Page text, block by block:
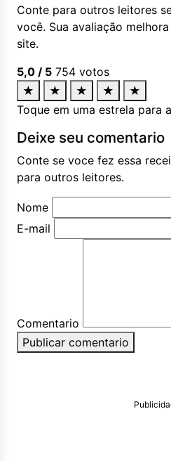
Conte para outros leitores
você. Sua avaliação
site.
5,0 / 5 754 votos
★
★ ★ ★
★
Toque em uma estrela para
Deixe seu comentario
Conte se voce fez essa
para outros leitores.
Nome
E-mail
Comentario
Publicar comentario